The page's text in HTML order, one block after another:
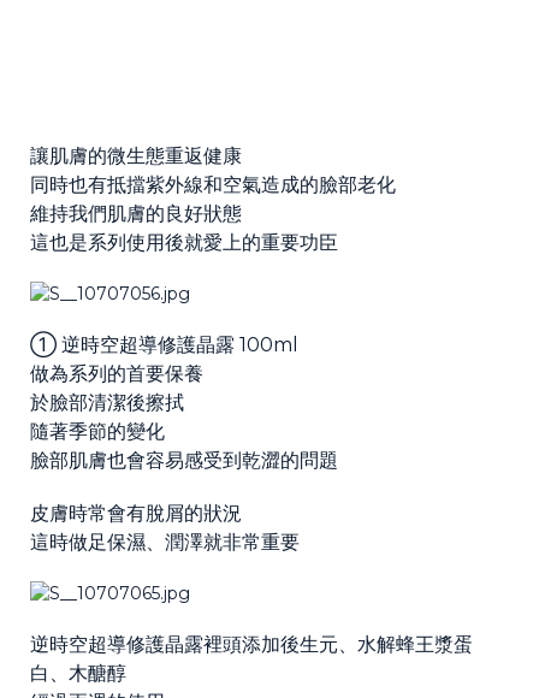
讓肌膚的微生態重返健康
同時也有抵擋紫外線和空氣造成的臉部老化
維持我們肌膚的良好狀態
這也是系列使用後就愛上的重要功臣
① 逆時空超導修護晶露 100ml
做為系列的首要保養
於臉部清潔後擦拭
隨著季節的變化
臉部肌膚也會容易感受到乾澀的問題
皮膚時常會有脫屑的狀況
這時做足保濕、潤澤就非常重要
逆時空超導修護晶露裡頭添加後生元、水解蜂王漿蛋
白、木醣醇